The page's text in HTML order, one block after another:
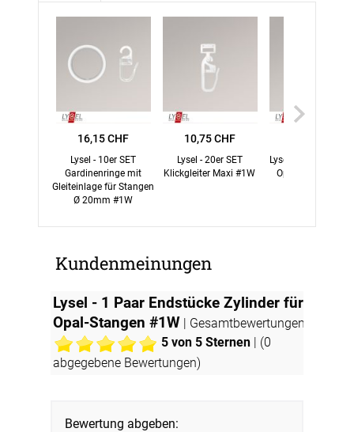
16,15 CHF
Lysel - 10er SET
Gardinenringe mit
Gleiteinlage für Stangen
Ø 20mm #1W
10,75 CHF
Lysel - 20er SET
Klickgleiter Maxi #1W
Lysel - Träger offen
Opal-Stangen
Kundenmeinungen
Lysel - 1 Paar Endstücke Zylinder für
Opal-Stangen #1W | Gesamtbewertungen
5 von 5 Sternen | (0
abgegebene Bewertungen)
Bewertung abgeben: